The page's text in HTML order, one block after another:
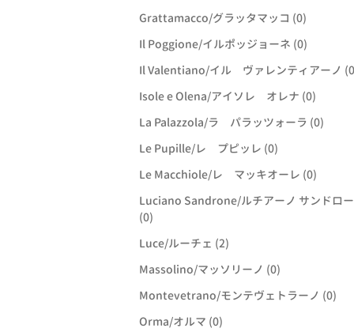
Grattamacco/グラッタマッコ (0)
Il Poggione/イルポッジョーネ (0)
Il Valentiano/イル ヴァレンティアーノ
Isole e Olena/アイソレ オレナ (0)
La Palazzola/ラ パラッツォーラ (0)
Le Pupille/レ プピッレ (0)
Le Macchiole/レ マッキオーレ (0)
Luciano Sandrone/ルチアーノ サンドロ
(0)
Luce/ルーチェ (2)
Massolino/マッソリーノ (0)
Montevetrano/モンテヴェトラーノ (0)
Orma/オルマ (0)